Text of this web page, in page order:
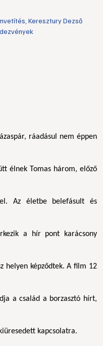
Keresztury Dezső
ráadásul nem éppen
élnek Tomas három, előző
Az életbe belefásult és
a hír pont karácsony
helyen képződtek. A film 12
a család a borzasztó hírt,
kapcsolatra.